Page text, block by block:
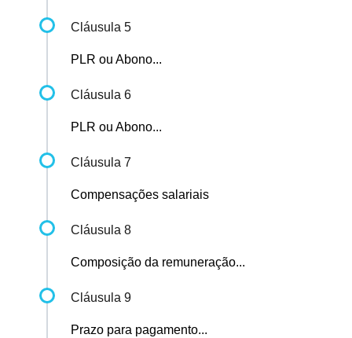
Cláusula 5
PLR ou Abono...
Cláusula 6
PLR ou Abono...
Cláusula 7
Compensações salariais
Cláusula 8
Composição da remuneração...
Cláusula 9
Prazo para pagamento...